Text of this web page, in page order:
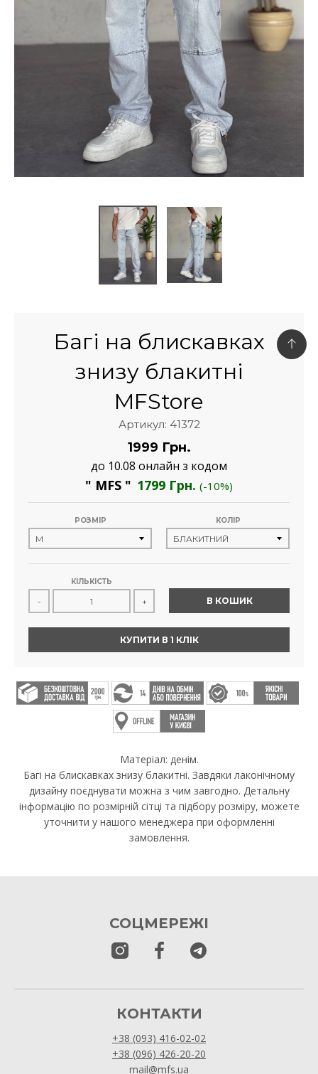
Багі на блискавках
знизу блакитні
MFStore
Артикул: 41372
1999 Грн.
до 10.08 онлайн з кодом
" MFS " 1799 Грн. (-10%)
РОЗМІР КОЛІР
КІЛЬКІСТЬ
- + В КОШИК
КУПИТИ В 1 КЛІК
Матеріал: денім.
Багі на блискавках знизу блакитні. Завдяки лаконічному
дизайну поєднувати можна з чим завгодно. Детальну
інформацію по розмірній сітці та підбору розміру, можете
уточнити у нашого менеджера при оформленні
замовлення.
СОЦМЕРЕЖІ
КОНТАКТИ
+38 (093) 416-02-02
+38 (096) 426-20-20
mail@mfs.ua